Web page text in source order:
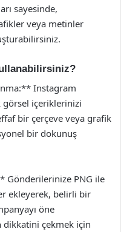
sayesinde,
veya metinler
Instagram
görsel içeriklerinizi
bir çerçeve veya grafik
bir dokunuş
Gönderilerinize PNG ile
ekleyerek, belirli bir
öne
dikkatini çekmek için